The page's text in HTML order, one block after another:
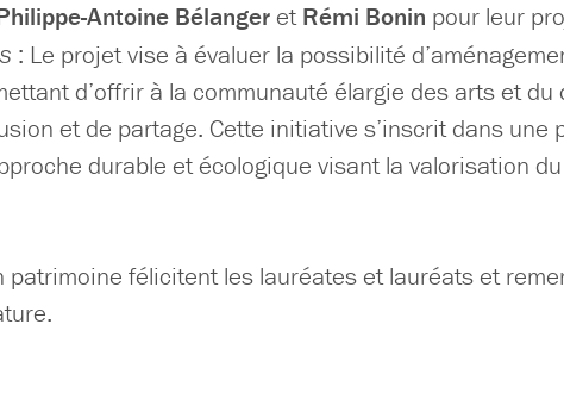
Antoine BélangeretRémi Bonin pour leur
: Le projet vise à évaluer la possibilité
d’offrir à la communauté élargie des arts et du
et de partage. Cette initiative s’inscrit dans une
durable et écologique visant la valorisation
patrimoine félicitent les lauréates et lauréats et